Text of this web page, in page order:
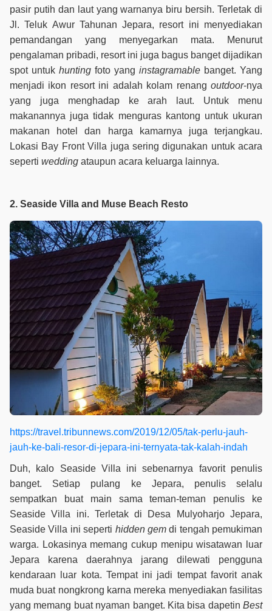
pasir putih dan laut yang warnanya biru bersih. Terletak di
Jl. Teluk Awur Tahunan Jepara, resort ini menyediakan
pemandangan yang menyegarkan mata. Menurut
pengalaman pribadi, resort ini juga bagus banget dijadikan
spot untuk hunting foto yang instagramable banget. Yang
menjadi ikon resort ini adalah kolam renang outdoor-nya
yang juga menghadap ke arah laut. Untuk menu
makanannya juga tidak menguras kantong untuk ukuran
makanan hotel dan harga kamarnya juga terjangkau.
Lokasi Bay Front Villa juga sering digunakan untuk acara
seperti wedding ataupun acara keluarga lainnya.
2. Seaside Villa and Muse Beach Resto
https://travel.tribunnews.com/2019/12/05/tak-perlu-jauh-
jauh-ke-bali-resor-di-jepara-ini-ternyata-tak-kalah-indah
Duh, kalo Seaside Villa ini sebenarnya favorit penulis
banget. Setiap pulang ke Jepara, penulis selalu
sempatkan buat main sama teman-teman penulis ke
Seaside Villa ini. Terletak di Desa Mulyoharjo Jepara,
Seaside Villa ini seperti hidden gemdi tengah pemukiman
warga. Lokasinya memang cukup menipu wisatawan luar
Jepara karena daerahnya jarang dilewati pengguna
kendaraan luar kota. Tempat ini jadi tempat favorit anak
muda buat nongkrong karna mereka menyediakan fasilitas
yang memang buat nyaman banget. Kita bisa dapetin Best